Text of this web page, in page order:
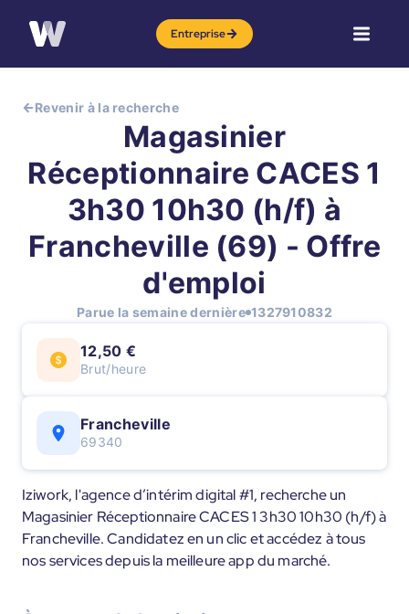
Entreprise
Revenir à la recherche
Magasinier
Réceptionnaire CACES 1
3h30 10h30 (h/f) à
Francheville (69) - Offre
d'emploi
Parue la semaine dernière 1327910832
12,50 €
Brut/heure
Francheville
69340
Iziwork, l'agence d’intérim digital #1, recherche un
Magasinier Réceptionnaire CACES 1 3h30 10h30 (h/f) à
Francheville. Candidatez en un clic et accédez à tous
nos services depuis la meilleure app du marché.